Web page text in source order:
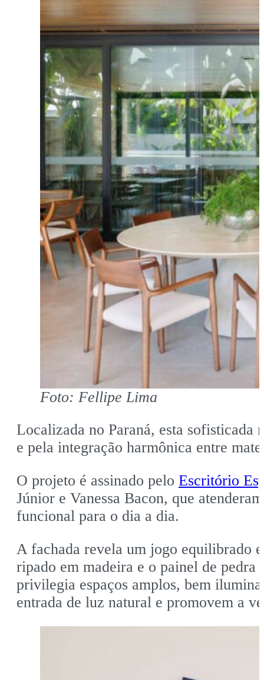
Foto: Fellipe Lima
Localizada no Paraná, esta sofisticada
e pela integração harmônica entre
O projeto é assinado pelo Escritório
Júnior e Vanessa Bacon, que
funcional para o dia a dia.
A fachada revela um jogo equilibrado
ripado em madeira e o painel de
privilegia espaços amplos, bem
entrada de luz natural e promovem a